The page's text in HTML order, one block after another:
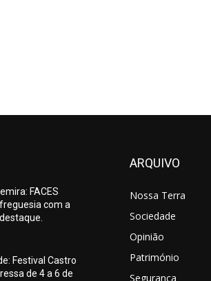
FACES
com a
Festival Castro
de 4 a 6 de
ARQUIVO
Nossa Terra
Sociedade
Opinião
Património
Segurança